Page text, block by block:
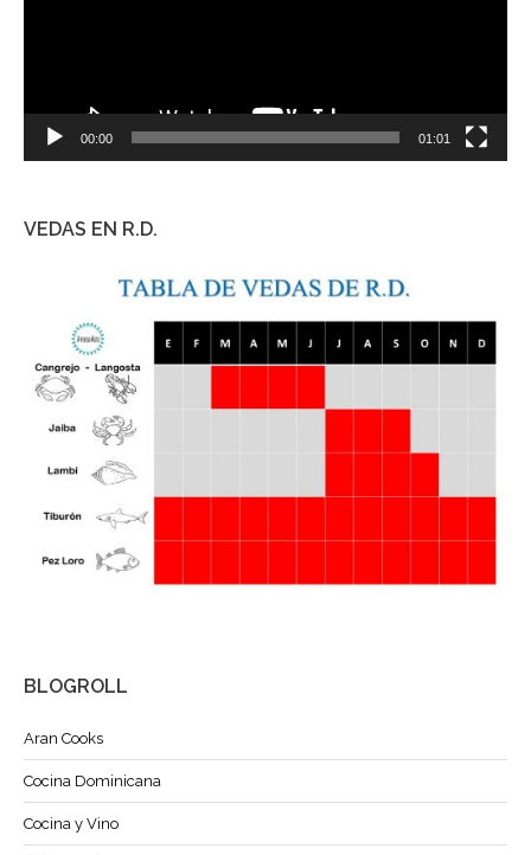
00:00 01:01
VEDAS EN R.D.
BLOGROLL
Aran Cooks
Cocina Dominicana
Cocina y Vino